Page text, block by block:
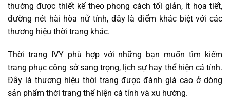
thường được thiết kế theo phong cách tối giản, ít họa tiết,
đường nét hài hòa nữ tính, đây là điểm khác biệt với các
thương hiệu thời trang khác.
Thời trang IVY phù hợp với những bạn muốn tìm kiếm
trang phục công sở sang trọng, lịch sự hay thể hiện cá tính.
Đây là thương hiệu thời trang được đánh giá cao ở dòng
sản phẩm thời trang thể hiện cá tính và xu hướng.